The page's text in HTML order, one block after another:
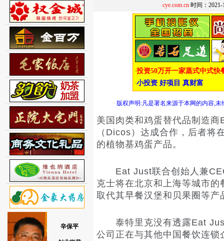
cye.com.cn 时间：
版权声明:凡是署名来源于本网的内容,未
美国肉类和鸡蛋替代品制造
（Dicos）达成合作，后者
的植物基鸡蛋产品。
Eat Just联合创始人兼
克士将在北京和上海等城市
取代其早餐汉堡和贝果圈等产
泰特里克没有透露Eat Just
公司正在与其他中国餐饮连